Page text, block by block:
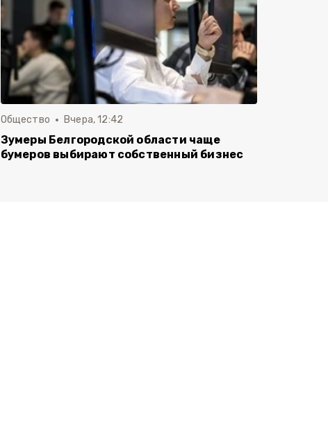
Общество Вчера, 12:42
Зумеры Белгородской области чаще
бумеров выбирают собственный бизнес